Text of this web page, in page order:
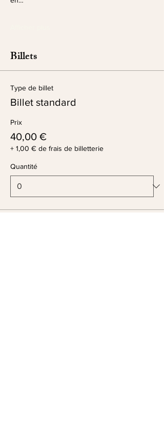
Billets
Type de billet
Billet standard
Prix
40,00 €
+ 1,00 € de frais de billetterie
Quantité